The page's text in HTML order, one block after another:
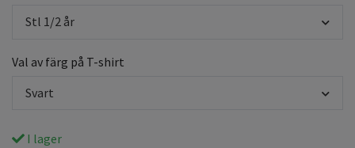
Stl 1/2 år
Val av färg på T-shirt
Svart
I lager